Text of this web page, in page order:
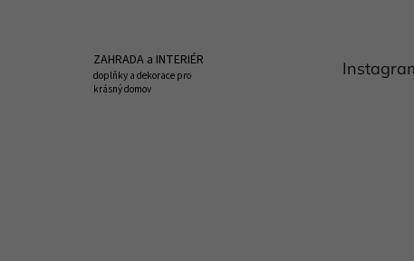
ZAHRADA a INTERIÉR
doplňky a dekorace pro
krásný domov